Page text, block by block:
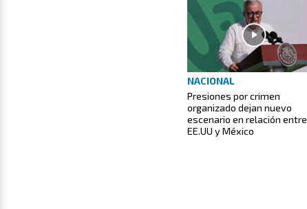
NACIONAL
Presiones por crimen
organizado dejan nuevo
escenario en relación entre
EE.UU y México